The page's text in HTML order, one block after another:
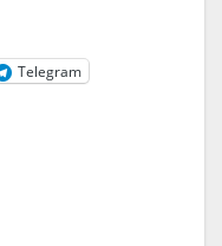
Telegram